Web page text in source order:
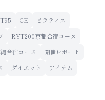
CE
ピラティス
RYT200京都合宿コース
合宿コース
開催レポート
ダイエット
アイテム